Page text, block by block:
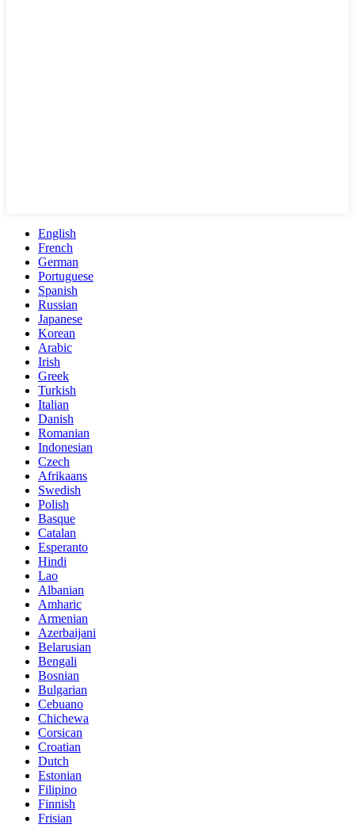
English
French
German
Portuguese
Spanish
Russian
Japanese
Korean
Arabic
Irish
Greek
Turkish
Italian
Danish
Romanian
Indonesian
Czech
Afrikaans
Swedish
Polish
Basque
Catalan
Esperanto
Hindi
Lao
Albanian
Amharic
Armenian
Azerbaijani
Belarusian
Bengali
Bosnian
Bulgarian
Cebuano
Chichewa
Corsican
Croatian
Dutch
Estonian
Filipino
Finnish
Frisian